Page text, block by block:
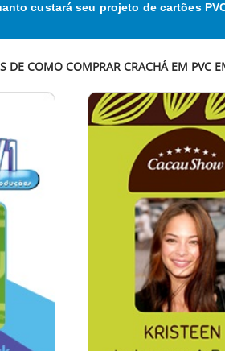
custará seu projeto de cartões
DE COMO COMPRAR CRACHÁ EM PVC